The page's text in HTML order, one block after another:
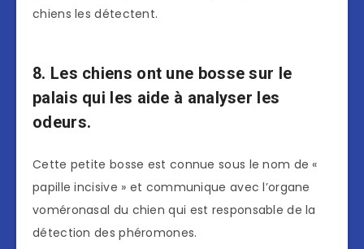
chiens les détectent.
8. Les chiens ont une bosse sur le
palais qui les aide à analyser les
odeurs.
Cette petite bosse est connue sous le nom de «
papille incisive » et communique avec l’organe
voméronasal du chien qui est responsable de la
détection des phéromones.